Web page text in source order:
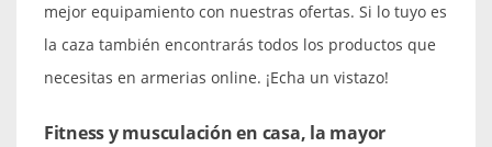
mejor equipamiento con nuestras ofertas. Si lo tuyo es
la caza también encontrarás todos los productos que
necesitas en armerias online. ¡Echa un vistazo!
Fitness y musculación en casa, la mayor